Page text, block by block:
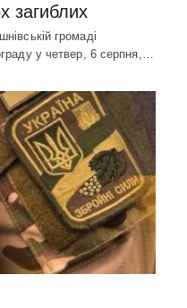
загиблих
громаді
у четвер, 6 серпня,…